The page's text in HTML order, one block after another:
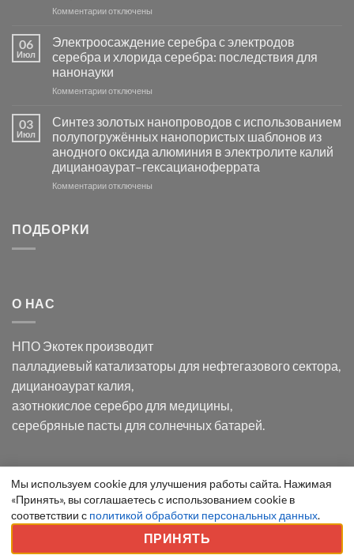
основе
группы
Комментариик
фотокаталитической
активности
Хлорида
Серебра-
в
видимом
свете
с
помощью
модификации
отключены
06
Июл
Электроосаждение серебра с электродов
серебра и хлорида серебра: последствия для
нанонауки
Комментариик
серебра
с
электродов
серебра
и
отключены
03
Июл
Синтез золотых нанопроводов с использованием
полупогружённых нанопористых шаблонов из
анодного оксида алюминия в электролите калий
дицианоаурат–гексацианоферрата
Комментариик
оксида
в
электролите
калий
дицианоаурат–
гексацианоферрата
отключены
ПОДБОРКИ
О НАС
НПО Экотек производит
палладиевый катализаторы для нефтегазового сектора,
дицианоаурат калия,
азотнокислое серебро для медицины,
серебряные пасты для солнечных батарей.
ООО "Экотек" 2026 ©Внимание! Все указанные сведения
приведены как справочная информация и не являются
публичной офертой, определяемой положениями статьи 437
ГК РФ
Уведомление
о
cookie
Мы используем cookie для улучшения работы сайта. Нажимая
«Принять», вы соглашаетесь с использованием cookie в
соответствии с политикой обработки персональных данных.
ПРИНЯТЬ